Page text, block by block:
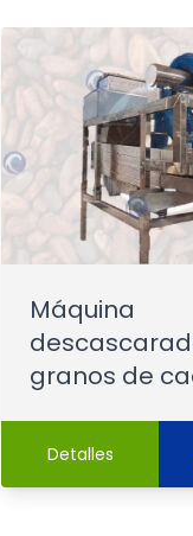
Máquina
granos de
Detalles